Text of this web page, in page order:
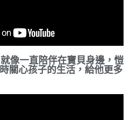
像一直陪伴在寶貝身邊，愷
關心孩子的生活，給他更多